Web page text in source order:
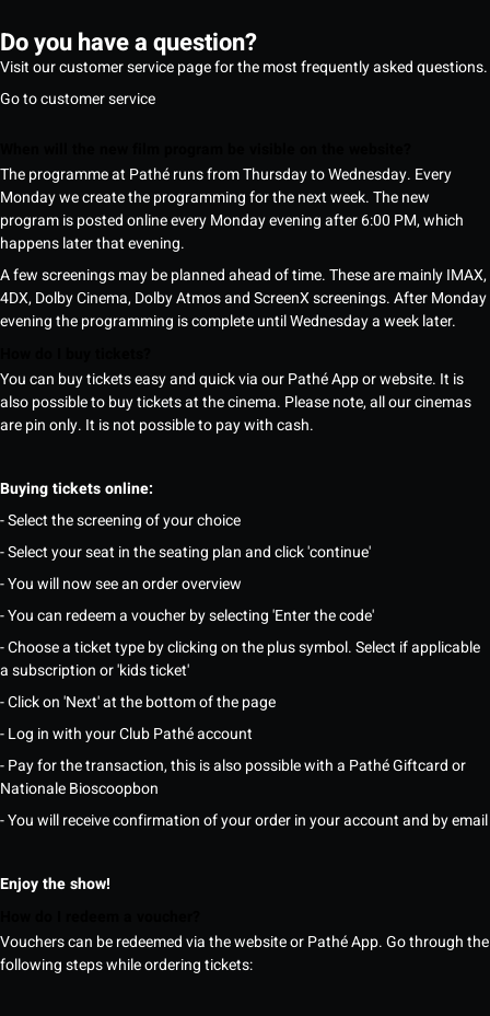
Do you have a question?
Visit our customer service page for the most frequently asked questions.
Go to customer service
The programme at Pathé runs from Thursday to Wednesday. Every
Monday we create the programming for the next week. The new
program is posted online every Monday evening after 6:00 PM, which
happens later that evening.
A few screenings may be planned ahead of time. These are mainly IMAX,
4DX, Dolby Cinema, Dolby Atmos and ScreenX screenings. After Monday
evening the programming is complete until Wednesday a week later.
You can buy tickets easy and quick via our Pathé App or website. It is
also possible to buy tickets at the cinema. Please note, all our cinemas
are pin only. It is not possible to pay with cash.
Buying tickets online:
- Select the screening of your choice
- Select your seat in the seating plan and click 'continue'
- You will now see an order overview
- You can redeem a voucher by selecting 'Enter the code'
- Choose a ticket type by clicking on the plus symbol. Select if applicable
a subscription or 'kids ticket'
- Click on 'Next' at the bottom of the page
- Log in with your Club Pathé account
- Pay for the transaction, this is also possible with a Pathé Giftcard or
Nationale Bioscoopbon
- You will receive confirmation of your order in your account and by email
Enjoy the show!
Vouchers can be redeemed via the website or Pathé App. Go through the
following steps while ordering tickets: